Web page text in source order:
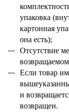
упаковка
картонная
она есть);
Отсутствие
Если товар
и
возвращен.